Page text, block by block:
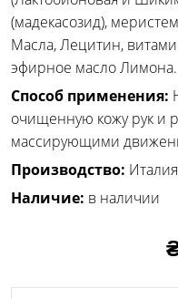
(мадекасозид),
Масла, Лецитин,
эфирное масло Лимона.
Способ применения:
очищенную кожу рук и
массирующими
Производство: Италия
Наличие: в наличии